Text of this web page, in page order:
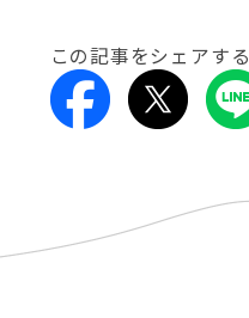
この記事をシェアする